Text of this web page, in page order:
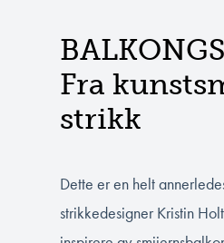
Fra
strikk
Dette er en helt
strikkedesigner Kristin